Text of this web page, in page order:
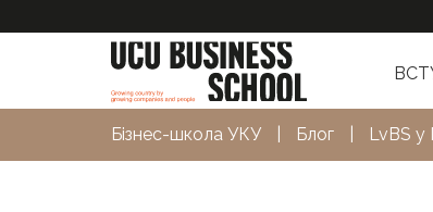
Бізнес-школа УКУ Блог LvBS у